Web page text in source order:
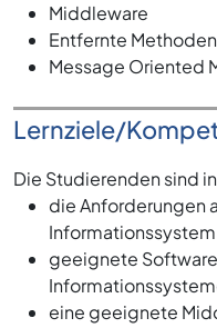
Middleware
Entfernte
Message Oriented
Lernziele/
Die Studierenden sind
die Anforderungen
geeignete
eine geeignete